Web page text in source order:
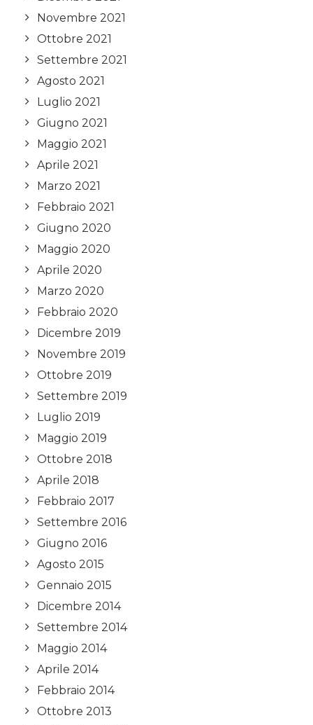
Novembre 2021
Ottobre 2021
Settembre 2021
Agosto 2021
Luglio 2021
Giugno 2021
Maggio 2021
Aprile 2021
Marzo 2021
Febbraio 2021
Giugno 2020
Maggio 2020
Aprile 2020
Marzo 2020
Febbraio 2020
Dicembre 2019
Novembre 2019
Ottobre 2019
Settembre 2019
Luglio 2019
Maggio 2019
Ottobre 2018
Aprile 2018
Febbraio 2017
Settembre 2016
Giugno 2016
Agosto 2015
Gennaio 2015
Dicembre 2014
Settembre 2014
Maggio 2014
Aprile 2014
Febbraio 2014
Ottobre 2013